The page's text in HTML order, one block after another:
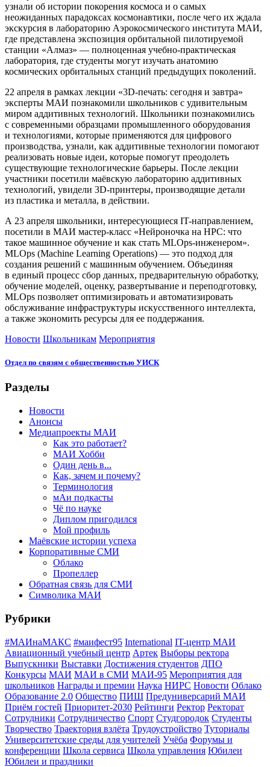
узнали об истории покорения космоса и о самых
неожиданных парадоксах космонавтики, после чего их ждала
экскурсия в лабораторию Аэрокосмического института МАИ,
где представлена экспозиция орбитальной пилотируемой
станции «Алмаз» — полноценная учебно-практическая
лаборатория, где студенты могут изучать анатомию
космических орбитальных станций предыдущих поколений.
22 апреля в рамках лекции «3D-печать: сегодня и завтра»
эксперты МАИ познакомили школьников с удивительным
миром аддитивных технологий. Школьники познакомились
с современными образцами промышленного оборудования
и технологиями, которые применяются для цифрового
производства, узнали, как аддитивные технологии помогают
реализовать новые идеи, которые помогут преодолеть
существующие технологические барьеры. После лекции
участники посетили маёвскую лабораторию аддитивных
технологий, увидели 3D-принтеры, производящие детали
из пластика и металла, в действии.
А 23 апреля школьники, интересующиеся IT-направлением,
посетили в МАИ мастер-класс «Нейроночка на HPC: что
такое машинное обучение и как стать MLOps-инженером».
MLOps (Machine Learning Operations) — это подход для
создания решений с машинным обучением. Объединяя
в единый процесс сбор данных, предварительную обработку,
обучение моделей, оценку, развертывание и переподготовку,
MLOps позволяет оптимизировать и автоматизировать
обслуживание инфраструктуры искусственного интеллекта,
а также экономить ресурсы для ее поддержания.
Новости Школьникам Мероприятия
Отдел по связям с общественностью УИСК
Разделы
Новости
Анонсы
Медиапроекты МАИ
Как это работает?
МАИ Хобби
Один день в...
Как, зачем и почему?
Терминология
мАи подкасты
Чё по науке
Диплом пригодился
Мой профиль
Маёвские истории успеха
Корпоративные СМИ
Облако
Пропеллер
Обратная связь для СМИ
Символика МАИ
Рубрики
#МАИнаМАКС #маифест95 International IT-центр МАИ
Авиационный учебный центр Артек Выборы ректора
Выпускники Выставки Достижения студентов ДПО
Конкурсы МАИ МАИ в СМИ МАИ-95 Мероприятия для
школьников Награды и премии Наука НИРС Новости Облако
Образование 2.0 Общество ПИШ Предуниверсарий МАИ
Приём гостей Приоритет-2030 Рейтинги Ректор Ректорат
Сотрудники Сотрудничество Спорт Студгородок Студенты
Творчество Траектория взлёта Трудоустройство Туториалы
Университетские среды для учителей Учёба Форумы и
конференции Школа сервиса Школа управления Юбилеи
Юбилеи и праздники